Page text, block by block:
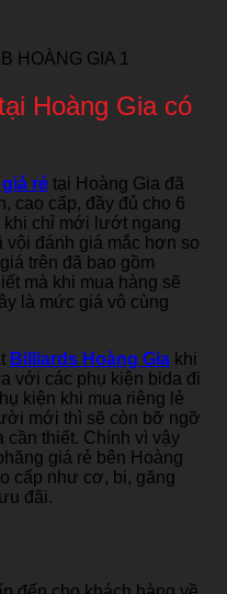
HOÀNG GIA 1
Hoàng Gia có
rẻ tại Hoàng Gia đã
cao cấp, đầy đủ cho 6
chỉ mới lướt ngang
vội đánh giá mắc hơn so
trên đã bao gồm
mà khi mua hàng sẽ
là mức giá vô cùng
Billiards Hoàng Gia khi
với các phụ kiện bida đi
kiện khi mua riêng lẻ
mới thì sẽ còn bỡ ngỡ
cần thiết. Chính vì vậy
giá rẻ bên Hoàng
cấp như cơ, bi, găng
đãi.